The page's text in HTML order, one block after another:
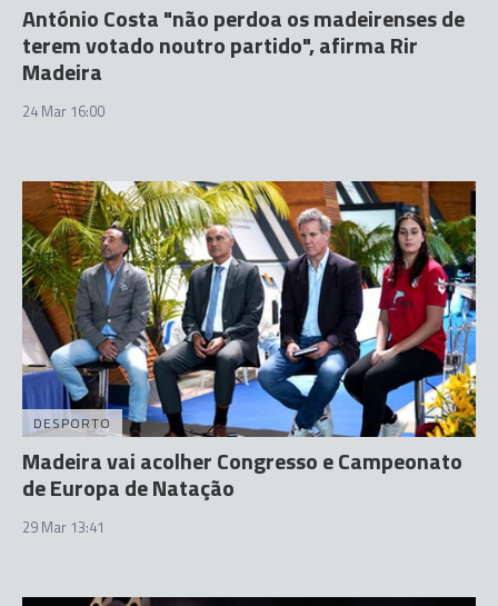
António Costa "não perdoa os madeirenses de
terem votado noutro partido", afirma Rir
Madeira
24 Mar 16:00
DESPORTO
Madeira vai acolher Congresso e Campeonato
de Europa de Natação
29 Mar 13:41